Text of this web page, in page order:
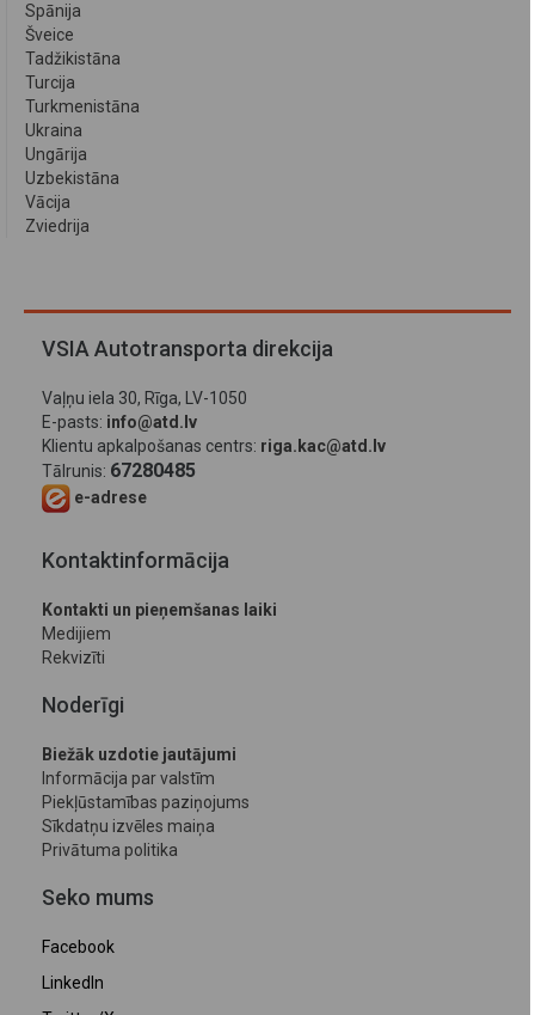
Spānija
Šveice
Tadžikistāna
Turcija
Turkmenistāna
Ukraina
Ungārija
Uzbekistāna
Vācija
Zviedrija
VSIA Autotransporta direkcija
Vaļņu iela 30, Rīga, LV-1050
E-pasts: info@atd.lv
Klientu apkalpošanas centrs: riga.kac@atd.lv
Tālrunis: 67280485
e-adrese
Kontaktinformācija
Kontakti un pieņemšanas laiki
Medijiem
Rekvizīti
Noderīgi
Biežāk uzdotie jautājumi
Informācija par valstīm
Piekļūstamības paziņojums
Sīkdatņu izvēles maiņa
Privātuma politika
Seko mums
Facebook
LinkedIn